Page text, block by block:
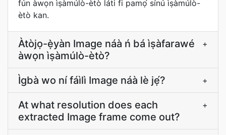
fún àwọn ìṣàmúlò-ètò láti fi pamọ́ sínú ìṣàmúlò-
ètò kan.
Àtòjọ-ẹ̀yàn Image náà ń bá ìṣàfarawé
àwọn ìṣàmúlò-ètò?
+
Ìgbà wo ní fáìlì Image náà lè jẹ́? +
At what resolution does each
extracted Image frame come out?
+